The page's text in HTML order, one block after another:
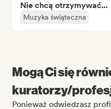
Nie chcą otrzymywać...
Muzyka świąteczna
Mogą Ci się
kuratorzy/
Ponieważ odwiedzasz